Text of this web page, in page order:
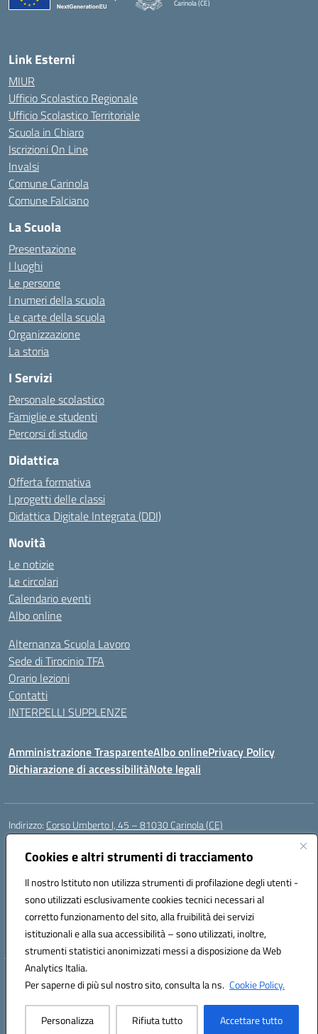
Cookies e altri strumenti di tracciamento
Il nostro Istituto non utilizza strumenti di profilazione degli utenti -
sono utilizzati esclusivamente cookies tecnici necessari al
corretto funzionamento del sito, alla fruibilità dei servizi
istituzionali e alla sua accessibilità – sono utilizzati, inoltre,
strumenti statistici anonimizzati messi a disposizione da Web
Analytics Italia.
Per saperne di più sul nostro sito, consulta la ns. Cookie Policy.
Personalizza Rifiuta tutto Accettare tutto
Carinola (CE)
Link Esterni
MIUR
Ufficio Scolastico Regionale
Ufficio Scolastico Territoriale
Scuola in Chiaro
Iscrizioni On Line
Invalsi
Comune Carinola
Comune Falciano
La Scuola
Presentazione
I luoghi
Le persone
I numeri della scuola
Le carte della scuola
Organizzazione
La storia
I Servizi
Personale scolastico
Famiglie e studenti
Percorsi di studio
Didattica
Offerta formativa
I progetti delle classi
Didattica Digitale Integrata (DDI)
Novità
Le notizie
Le circolari
Calendario eventi
Albo online
Alternanza Scuola Lavoro
Sede di Tirocinio TFA
Orario lezioni
Contatti
INTERPELLI SUPPLENZE
Amministrazione TrasparenteAlbo onlinePrivacy Policy
Dichiarazione di accessibilitàNote legali
Indirizzo: Corso Umberto I, 45 – 81030 Carinola (CE)
Centralino:
Posta elettronica certificata (PEC):ceic88700p@pec.istruzione.it
Codice fiscale: 95014250617
Codice meccanografico:CEIC88700P
Codice Indice delle Pubbliche Amministrazioni (IPA): istsc_ceic88700p
Codice unico di fatturazione (CUF): UFBPW4
Hosting & Powered by 3D Solution S.r.l.
Concept & Design by Designers Italia